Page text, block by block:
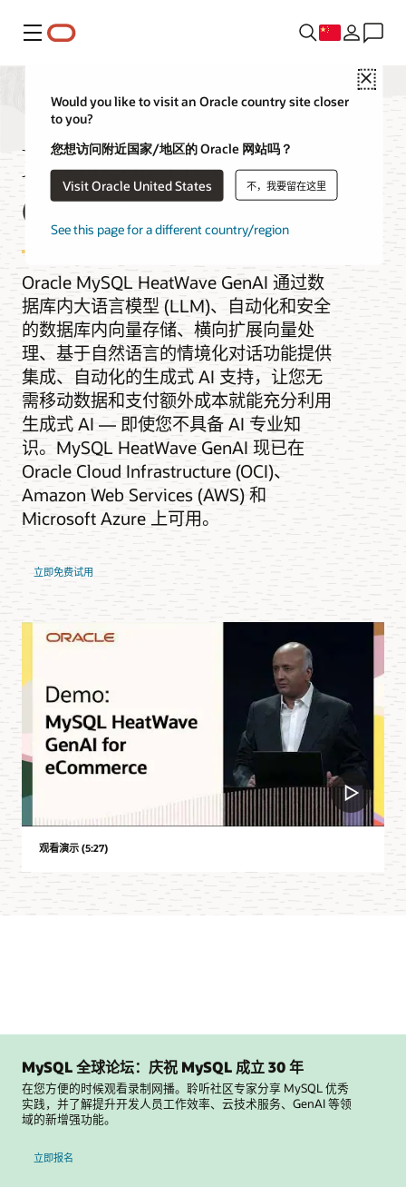
菜单
Close
Would you like to visit an Oracle country site closer
to you?
您想访问附近国家/地区的 Oracle 网站吗？
Visit Oracle United States 不，我要留在这里
See this page for a different country/region
MySQL HeatWave
GenAI
Oracle MySQL HeatWave GenAI 通过数
据库内大语言模型 (LLM)、自动化和安全
的数据库内向量存储、横向扩展向量处
理、基于自然语言的情境化对话功能提供
集成、自动化的生成式 AI 支持，让您无
需移动数据和支付额外成本就能充分利用
生成式 AI — 即使您不具备 AI 专业知
识。MySQL HeatWave GenAI 现已在
Oracle Cloud Infrastructure (OCI)、
Amazon Web Services (AWS) 和
Microsoft Azure 上可用。
立即免费试用
观看演示 (5:27)
MySQL 全球论坛：庆祝 MySQL 成立 30 年
在您方便的时候观看录制网播。聆听社区专家分享 MySQL 优秀
实践，并了解提升开发人员工作效率、云技术服务、GenAI 等领
域的新增强功能。
立即报名